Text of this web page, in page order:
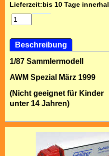
Lieferzeit:bis 10 Tage
Beschreibung
1/87 Sammlermodell
AWM Spezial März 1999
(Nicht geeignet für Kinder
unter 14 Jahren)